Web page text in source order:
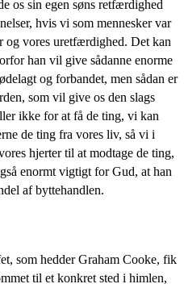
os sin egen søns retfærdighed
hvis vi som mennesker var
og vores uretfærdighed. Det kan
han vil give sådanne enorme
og forbandet, men sådan er
som vil give os den slags
ikke for at få de ting, vi kan
de ting fra vores liv, så vi i
hjerter til at modtage de ting,
enormt vigtigt for Gud, at han
af byttehandlen.
som hedder Graham Cooke, fik
til et konkret sted i himlen,